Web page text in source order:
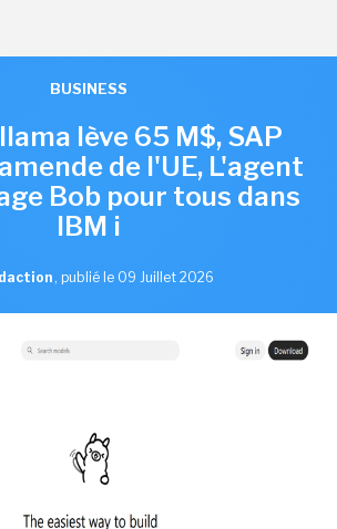
BUSINESS
lève 65 M$, SAP
de l'UE, L'agent
Bob pour tous dans
IBM i
, publié le 09 Juillet 2026